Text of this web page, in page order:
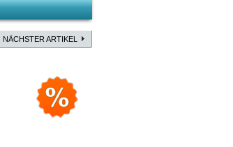
NÄCHSTER ARTIKEL